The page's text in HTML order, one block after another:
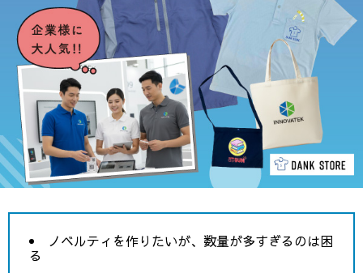
ノベルティを作りたいが、数量が多すぎるのは困
る